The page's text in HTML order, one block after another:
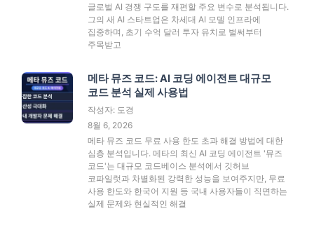
글로벌 AI 경쟁 구도를 재편할 주요 변수로 분석됩니다.
그의 새 AI 스타트업은 차세대 AI 모델 인프라에
집중하며, 초기 수억 달러 투자 유치로 벌써부터
주목받고
메타 뮤즈 코드: AI 코딩 에이전트 대규모
코드 분석 실제 사용법
작성자: 도경
8월 6, 2026
메타 뮤즈 코드 무료 사용 한도 초과 해결 방법에 대한
심층 분석입니다. 메타의 최신 AI 코딩 에이전트 '뮤즈
코드'는 대규모 코드베이스 분석에서 깃허브
코파일럿과 차별화된 강력한 성능을 보여주지만, 무료
사용 한도와 한국어 지원 등 국내 사용자들이 직면하는
실제 문제와 현실적인 해결